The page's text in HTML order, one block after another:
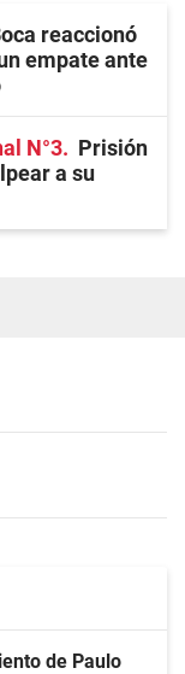
reaccionó
empate ante
N°3
Prisión
a su
de Paulo